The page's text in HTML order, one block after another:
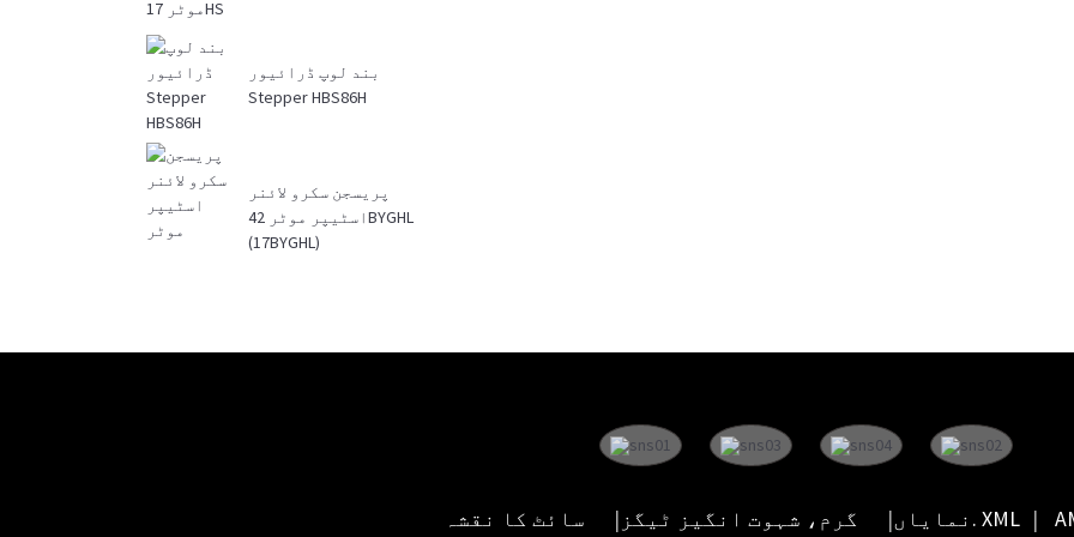
بند لوپ ڈرائیور
Stepper HBS86H
پریسجن سکرو لائنر
اسٹیپر موٹر 42BYGHL
(17BYGHL)
نمایاں گرم، شہوت انگیز ٹیگز سائٹ کا نقشہ. XML